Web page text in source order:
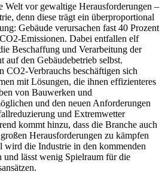
Welt vor gewaltige Herausforderungen –
denn diese trägt ein überproportional
Gebäude verursachen fast 40 Prozent
Emissionen. Dabei entfallen elf
Beschaffung und Verarbeitung der
auf den Gebäudebetrieb selbst.
CO2-Verbrauchs beschäftigen sich
mit Lösungen, die ihnen effizienteres
von Bauwerken und
und den neuen Anforderungen
und Extremwetter
kommt hinzu, dass die Branche auch
Herausforderungen zu kämpfen
wird die Industrie in den kommenden
und lässt wenig Spielraum für die